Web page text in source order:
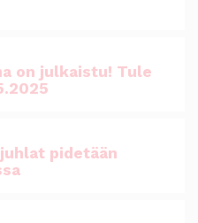
on julkaistu! Tule
pidetään